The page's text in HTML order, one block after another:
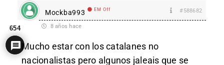
Mockba993 EM Off #588682
8 años hace
Mucho estar con los catalanes no
nacionalistas pero algunos jaleais que se
654